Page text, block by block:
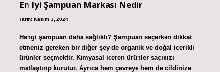
En Iyi Şampuan Markası Nedir
Tarih: Kasım 3, 2024
Hangi şampuan daha sağlıklı? Şampuan seçerken dikkat
etmeniz gereken bir diğer şey de organik ve doğal içerikli
ürünler seçmektir. Kimyasal içeren ürünler saçınızı
matlaştırıp kurutur. Ayrıca hem çevreye hem de cildinize